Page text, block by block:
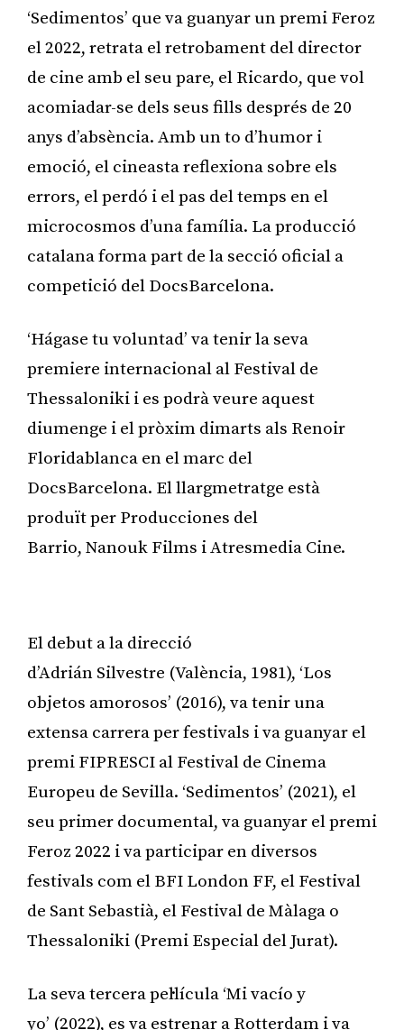
‘Sedimentos’ que va guanyar un premi Feroz
el 2022, retrata el retrobament del director
de cine amb el seu pare, el Ricardo, que vol
acomiadar-se dels seus fills després de 20
anys d’absència. Amb un to d’humor i
emoció, el cineasta reflexiona sobre els
errors, el perdó i el pas del temps en el
microcosmos d’una família. La producció
catalana forma part de la secció oficial a
competició del DocsBarcelona.
‘Hágase tu voluntad’ va tenir la seva
premiere internacional al Festival de
Thessaloniki i es podrà veure aquest
diumenge i el pròxim dimarts als Renoir
Floridablanca en el marc del
DocsBarcelona. El llargmetratge està
produït per Producciones del
Barrio, Nanouk Films i Atresmedia Cine.
El debut a la direcció
d’Adrián Silvestre (València, 1981), ‘Los
objetos amorosos’ (2016), va tenir una
extensa carrera per festivals i va guanyar el
premi FIPRESCI al Festival de Cinema
Europeu de Sevilla. ‘Sedimentos’ (2021), el
seu primer documental, va guanyar el premi
Feroz 2022 i va participar en diversos
festivals com el BFI London FF, el Festival
de Sant Sebastià, el Festival de Màlaga o
Thessaloniki (Premi Especial del Jurat).
La seva tercera pel·lícula ‘Mi vacío y
yo’ (2022), es va estrenar a Rotterdam i va